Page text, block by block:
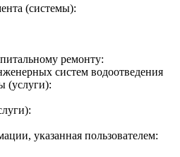
(системы):
ремонту:
систем водоотведения
(услуги):
указанная пользователем: